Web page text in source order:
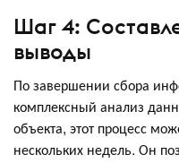
Шаг 4:
выводы
По завершении сбора
комплексный анализ
объекта, этот процесс
нескольких недель. Он